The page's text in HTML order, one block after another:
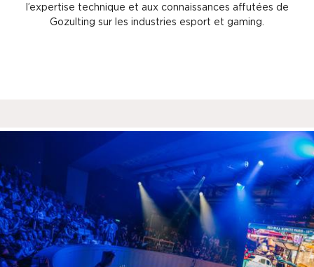
l’expertise technique et aux connaissances affutées de
Gozulting sur les industries esport et gaming.